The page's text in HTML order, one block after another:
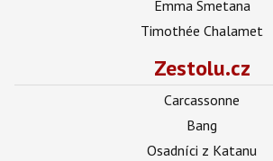
Emma Smetana
Timothée Chalamet
Zestolu.cz
Carcassonne
Bang
Osadníci z Katanu